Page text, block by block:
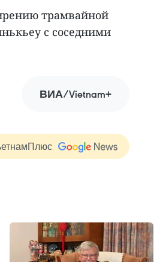
трамвайной
с соседними
ВИА/Vietnam+